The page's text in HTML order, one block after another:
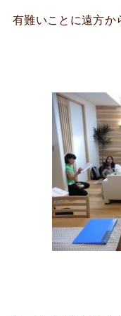
有難いことに遠方か